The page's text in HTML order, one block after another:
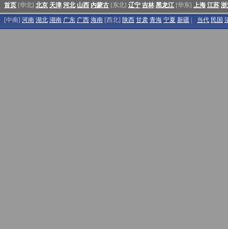
首页 [华北] 北京 天津 河北 山西 内蒙古 [东北] 辽宁 吉林 黑龙江 [华东] 上海 江苏
[中南] 河南 湖北 湖南 广东 广西 海南 [西北] 陕西 甘肃 青海 宁夏 新疆 当代 民国